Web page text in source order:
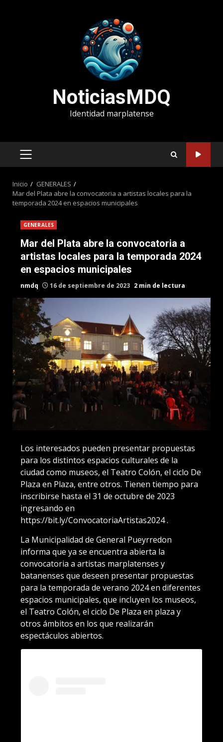
NoticiasMDQ
Identidad marplatense
MENÚ
Inicio
GENERALES
Mar del Plata abre la convocatoria a artistas locales para la
temporada 2024 en espacios municipales
GENERALES
Mar del Plata abre la convocatoria a
artistas locales para la temporada 2024
en espacios municipales
nmdq 16 de septiembre de 2023 2 min de lectura
Los interesados pueden presentar propuestas
para los distintos espacios culturales de la
ciudad como museos, el Teatro Colón, el ciclo De
Plaza en Plaza, entre otros. Tienen tiempo para
inscribirse hasta el 31 de octubre de 2023
ingresando en
https://bit.ly/ConvocatoriaArtistas2024 .
La Municipalidad de General Pueyrredon
informa que ya se encuentra abierta la
convocatoria a artistas marplatenses y
batanenses que deseen presentar propuestas
para la temporada de verano 2024 en diferentes
espacios municipales, que incluyen los museos,
el Teatro Colón, el ciclo De Plaza en plaza y
otros ámbitos en los que realizarán
espectáculos abiertos.